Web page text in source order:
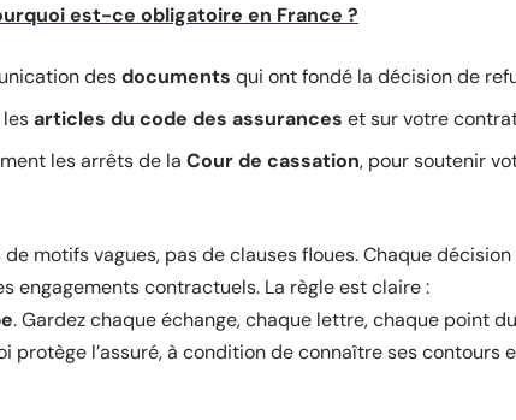
est-ce obligatoire en France ?
desdocuments qui ont fondé la décision de
articles du code des assurances et sur votre
les arrêts de la Cour de cassation, pour soutenir
motifs vagues, pas de clauses floues. Chaque
engagements contractuels. La règle est claire :
. Gardez chaque échange, chaque lettre, chaque point du
protège l’assuré, à condition de connaître ses contours